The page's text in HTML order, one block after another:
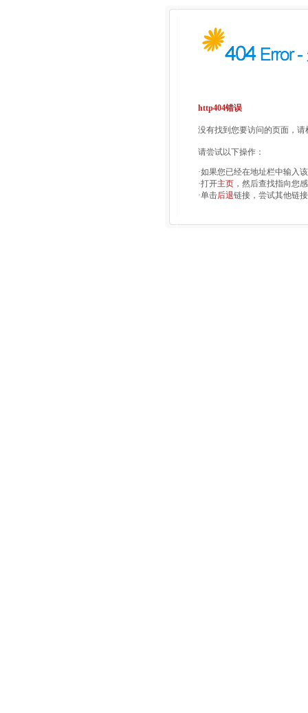
http404错误
没有找到您要访问的页面，
请尝试以下操作：
·如果您已经在地址栏中输入
·打开主页 ，然后查找指向您
·单击后退链接，尝试其他链